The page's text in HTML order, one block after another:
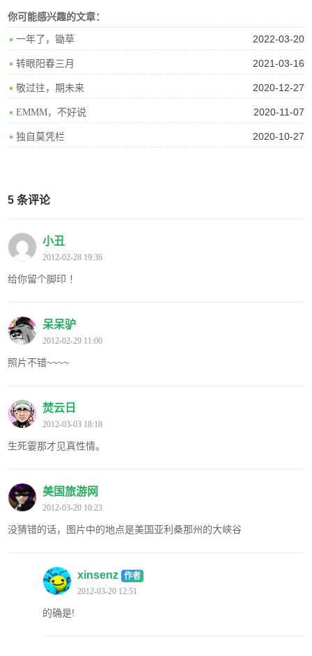
你可能感兴趣的文章：
2022-03-20
一年了，锄草
2021-03-16
转眼阳春三月
2020-12-27
敬过往，期未来
2020-11-07
EMMM，不好说
2020-10-27
独自莫凭栏
5 条评论
小丑
2012-02-28 19:36
给你留个脚印 ！
呆呆驴
2012-02-29 11:00
照片不错~~~~
焚云日
2012-03-03 18:18
生死霎那才见真性情。
美国旅游网
2012-03-20 10:23
没猜错的话，图片中的地点是美国亚利桑那州的大峡谷
xinsenz 作者
2012-03-20 12:51
的确是!